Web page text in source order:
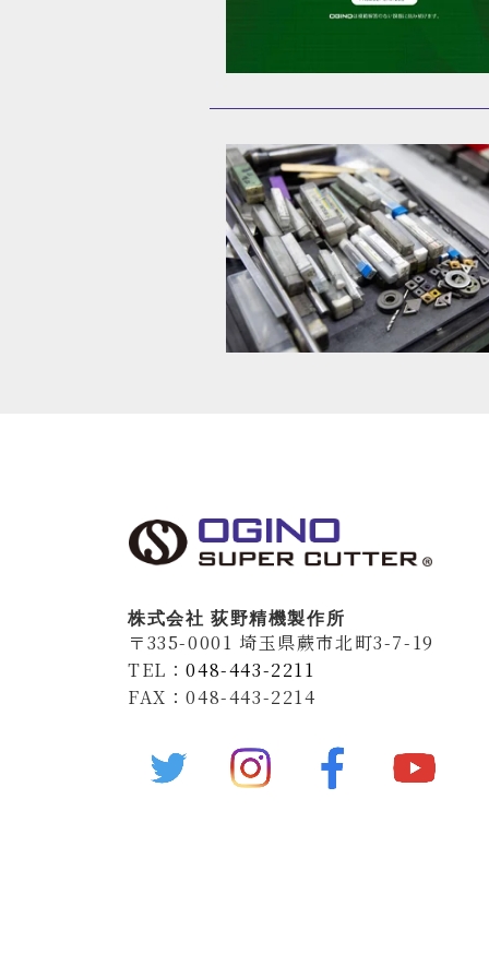
株式会社 荻野精機製作所
〒335-0001 埼玉県蕨市北町3-7-19
TEL：048-443-2211
FAX：048-443-2214